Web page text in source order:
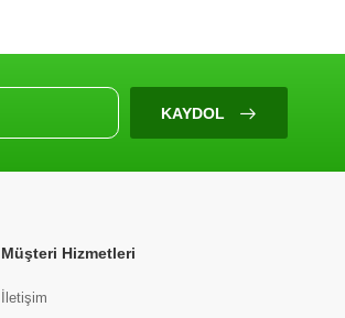
KAYDOL
Müşteri Hizmetleri
İletişim